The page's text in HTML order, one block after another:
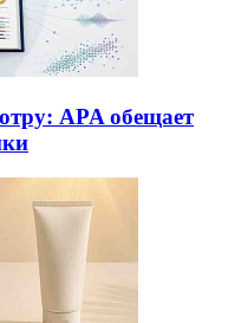
APA обещает